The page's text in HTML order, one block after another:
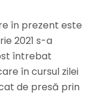
în prezent este
2021 s-a
întrebat
în cursul zilei
de presă prin